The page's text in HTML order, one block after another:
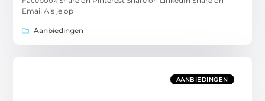
Email Als je op
Aanbiedingen
AANBIEDINGEN